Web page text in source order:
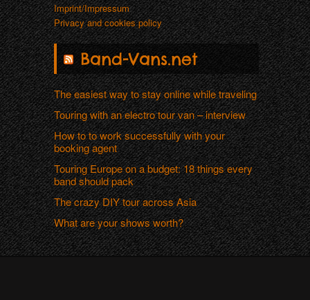
Imprint/Impressum
Privacy and cookies policy
Band-Vans.net
The easiest way to stay online while traveling
Touring with an electro tour van – interview
How to to work successfully with your
booking agent
Touring Europe on a budget: 18 things every
band should pack
The crazy DIY tour across Asia
What are your shows worth?